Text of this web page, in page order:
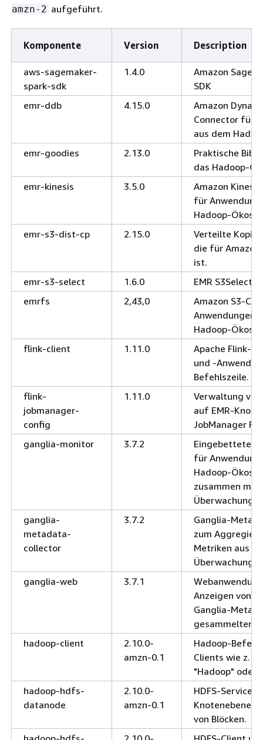
amzn-2 aufgeführt.
Komponente Version Description
aws-sagemaker-
spark-sdk
1.4.0
Amazon
SDK
emr-ddb
4.15.0
Amazon
Connector für
aus dem
emr-goodies
2.13.0
Praktische
das Hadoop-
emr-kinesis
3.5.0
Amazon
für
Hadoop-
emr-s3-dist-cp
2.15.0
Verteilte
die für
ist.
emr-s3-select
1.6.0
EMR S3Select-
emrfs
2,43,0
Amazon S3-
Anwendungen
Hadoop-
flink-client
1.11.0
Apache Flink-
und -
Befehlszeile.
flink-
jobmanager-
config
1.11.0
Verwaltung von
auf EMR-
JobManager
ganglia-monitor
3.7.2
Eingebetteter
für
Hadoop-
zusammen mit
ganglia-
metadata-
collector
3.7.2
Ganglia-
zum
Metriken aus
ganglia-web
3.7.1
Anzeigen von
Ganglia-
gesammelten
hadoop-client
2.10.0-
amzn-0.1
Hadoop-
Clients wie z.
"Hadoop" oder
hadoop-hdfs-
datanode
2.10.0-
amzn-0.1
HDFS-Service
Knotenebene
von Blöcken.